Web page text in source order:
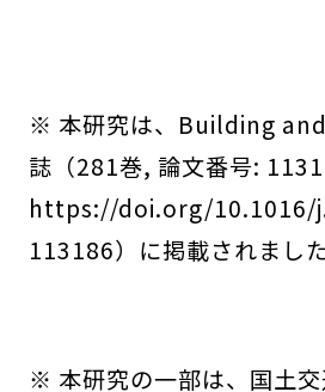
※ 本研究は、Building
誌（281巻, 論文番号:
https://doi.org/10.1016/
113186）に掲載されました
※ 本研究の一部は、国土